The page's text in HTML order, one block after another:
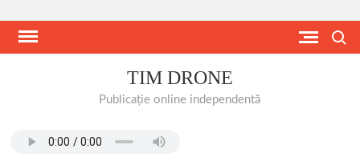
TIM DRONE
Publicație online independentă